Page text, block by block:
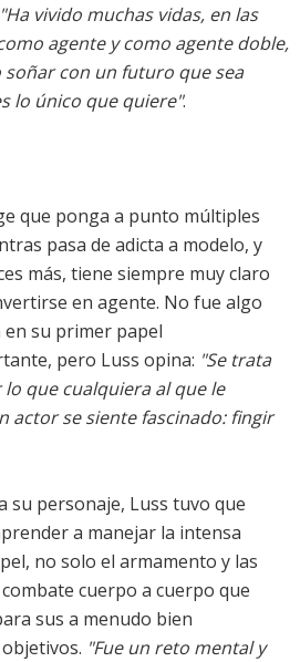
"Ha vivido muchas vidas, en las
agente y como agente doble,
con un futuro que sea
lo único que quiere".
que ponga a punto múltiples
pasa de adicta a modelo, y
más, tiene siempre muy claro
en agente. No fue algo
su primer papel
pero Luss opina: "Se trata
que cualquiera al que le
actor se siente fascinado: fingir
su personaje, Luss tuvo que
a manejar la intensa
no solo el armamento y las
cuerpo a cuerpo que
sus a menudo bien
"Fue un reto mental y